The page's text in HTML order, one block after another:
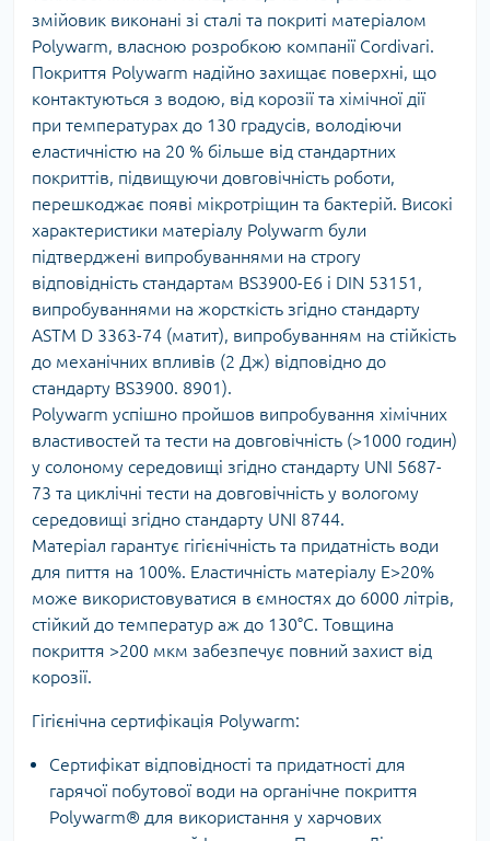
змійовик виконані зі сталі та покриті матеріалом
Polywarm, власною розробкою компанії Cordivari.
Покриття Polywarm надійно захищає поверхні, що
контактуються з водою, від корозії та хімічної дії
при температурах до 130 градусів, володіючи
еластичністю на 20 % більше від стандартних
покриттів, підвищуючи довговічність роботи,
перешкоджає появі мікротріщин та бактерій. Високі
характеристики матеріалу Polywarm були
підтверджені випробуваннями на строгу
відповідність стандартам BS3900-E6 і DIN 53151,
випробуваннями на жорсткість згідно стандарту
ASTM D 3363-74 (матит), випробуванням на стійкість
до механічних впливів (2 Дж) відповідно до
стандарту BS3900. 8901).
Polywarm успішно пройшов випробування хімічних
властивостей та тести на довговічність (>1000 годин)
у солоному середовищі згідно стандарту UNI 5687-
73 та циклічні тести на довговічність у вологому
середовищі згідно стандарту UNI 8744.
Матеріал гарантує гігієнічність та придатність води
для пиття на 100%. Еластичність матеріалу E>20%
може використовуватися в ємностях до 6000 літрів,
стійкий до температур аж до 130°C. Товщина
покриття >200 мкм забезпечує повний захист від
корозії.
Гігієнічна сертифікація Polywarm:
Сертифікат відповідності та придатності для
гарячої побутової води на органічне покриття
Polywarm® для використання у харчових